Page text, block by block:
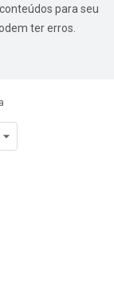
para seu
ter erros.